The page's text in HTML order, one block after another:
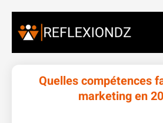
Quelles compétences
marketing en